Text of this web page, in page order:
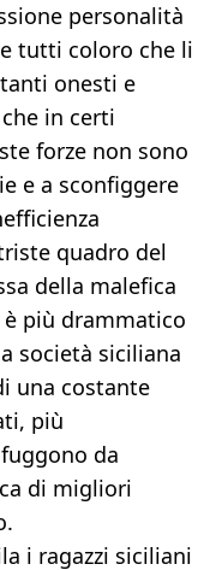
personalità
tutti coloro che li
onesti e
in certi
forze non sono
e a sconfiggere
quadro del
della malefica
è più drammatico
società siciliana
una costante
più
da
di migliori
i ragazzi siciliani